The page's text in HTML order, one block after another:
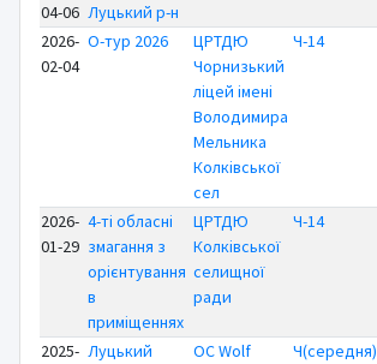
04-06 Луцький р-н
2026-
02-04
О-тур 2026
ЦРТДЮ
Чорнизький
ліцей імені
Володимира
Мельника
Колківської
сел
Ч-14
2026-
01-29
4-ті обласні
змагання з
орієнтування
в
приміщеннях
ЦРТДЮ
Колківської
селищної
ради
Ч-14
2025- Луцький
OC Wolf Ч(середня)